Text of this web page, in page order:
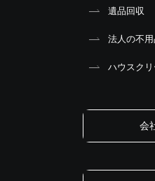
遺品回収
法人の不用
ハウスク
会